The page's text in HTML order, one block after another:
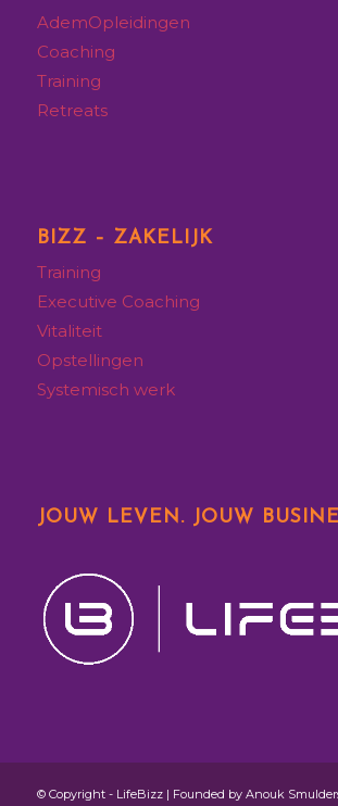
AdemOpleidingen
Coaching
Training
Retreats
BIZZ – ZAKELIJK
Training
Executive Coaching
Vitaliteit
Opstellingen
Systemisch werk
JOUW LEVEN. JOUW
© Copyright - LifeBizz | Founded by Anouk